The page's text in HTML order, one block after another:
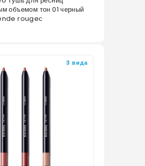
объемом тон 01 черный
rougeс
3 вида